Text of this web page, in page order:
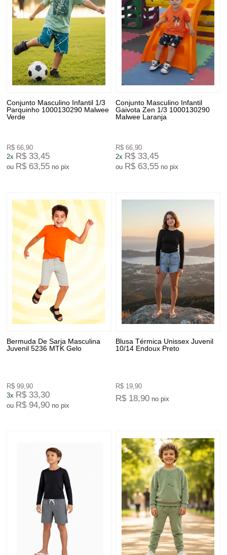
Conjunto Masculino Infantil 1/3
Parquinho 1000130290 Malwee
Verde
R$ 66,90
2x R$ 33,45
ou R$ 63,55 no pix
Conjunto Masculino Infantil
Gaivota Zen 1/3 1000130290
Malwee Laranja
R$ 66,90
2x R$ 33,45
ou R$ 63,55 no pix
Bermuda De Sarja Masculina
Juvenil 5236 MTK Gelo
R$ 99,90
3x R$ 33,30
ou R$ 94,90 no pix
Blusa Térmica Unissex Juvenil
10/14 Endoux Preto
R$ 19,90
R$ 18,90 no pix